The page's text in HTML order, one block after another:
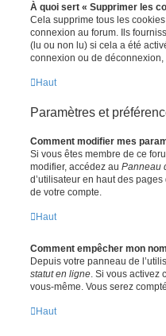
À quoi sert « Supprimer les
Cela supprime tous les
connexion au forum. Ils
(lu ou non lu) si cela a été
connexion ou de
Haut
Paramètres et
Comment modifier mes
Si vous êtes membre de ce
modifier, accédez au Panneau
d’utilisateur en haut des
de votre compte.
Haut
Comment empêcher mon
Depuis votre panneau de
statut en ligne . Si vous
vous-même. Vous serez
Haut